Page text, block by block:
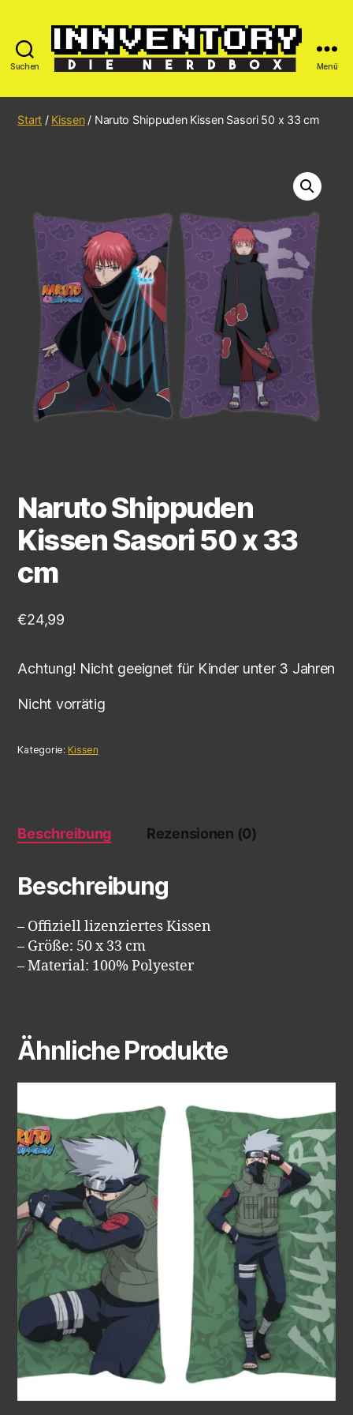
Suchen Menü
Start / Kissen/ Naruto Shippuden Kissen Sasori 50 x 33 cm
Naruto Shippuden
Kissen Sasori 50 x 33
cm
€24,99
Achtung! Nicht geeignet für Kinder unter 3 Jahren
Nicht vorrätig
Kategorie: Kissen
Beschreibung Rezensionen (0)
Beschreibung
– Offiziell lizenziertes Kissen
– Größe: 50 x 33 cm
– Material: 100% Polyester
Ähnliche Produkte